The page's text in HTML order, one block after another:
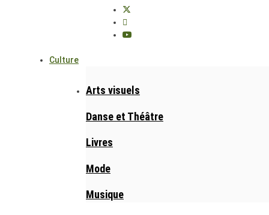
Culture
Arts visuels
Danse et Théâtre
Livres
Mode
Musique